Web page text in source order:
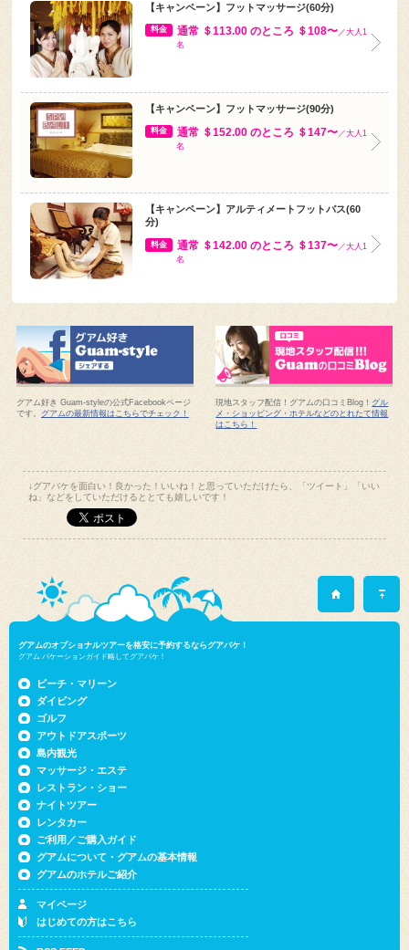
【キャンペーン】フットマッサージ(60分)
料金 通常 ＄113.00 のところ ＄108〜 ／大人1
名
【キャンペーン】フットマッサージ(90分)
料金 通常 ＄152.00 のところ ＄147〜 ／大人1
名
【キャンペーン】アルティメートフットバス(60
分)
料金 通常 ＄142.00 のところ ＄137〜／大人1
名
グアム好き Guam-styleの公式Facebookページ
です。
グアムの最新情報はこちらでチェック！
現地スタッフ配信！グアムの口コミBlog！ グル
メ・ショッピング・ホテルなどのとれたて情報
はこちら！
↓グアバケを面白い！良かった！いいね！と思っていただけたら、「ツイート」「いい
ね」などをしていただけるととても嬉しいです！
グアムのオプショナルツアーを格安に予約するならグアバケ！
グアム バケーションガイド略してグアバケ！
ビーチ・マリーン
ダイビング
ゴルフ
アウトドアスポーツ
島内観光
マッサージ・エステ
レストラン・ショー
ナイトツアー
レンタカー
ご利用／ご購入ガイド
グアムについて・グアムの基本情報
グアムのホテルご紹介
マイページ
はじめての方はこちら